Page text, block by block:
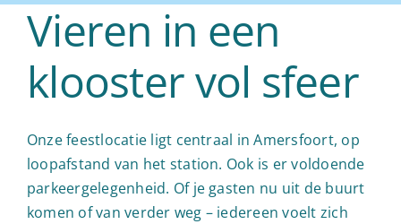
Vieren in een
klooster vol sfeer
Onze feestlocatie ligt centraal in Amersfoort, op
loopafstand van het station. Ook is er voldoende
parkeergelegenheid. Of je gasten nu uit de buurt
komen of van verder weg – iedereen voelt zich